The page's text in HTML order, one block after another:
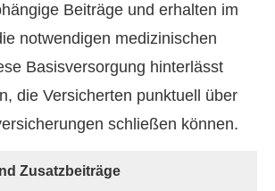
Beiträge und erhalten im
notwendigen medizinischen
Basisversorgung hinterlässt
die Versicherten punktuell über
schließen können.
Zusatzbeiträge